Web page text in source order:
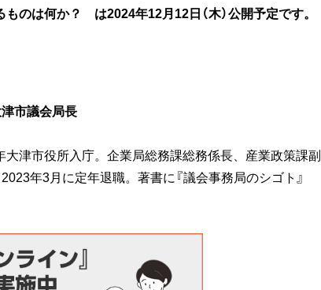
ものは何か？ は2024年12月12日（木）公開予定です。
市議会局長
津市役所入庁。企業局総務課総務係長、産業政策課副
2023年3月に定年退職。著書に『議会事務局のシゴト』